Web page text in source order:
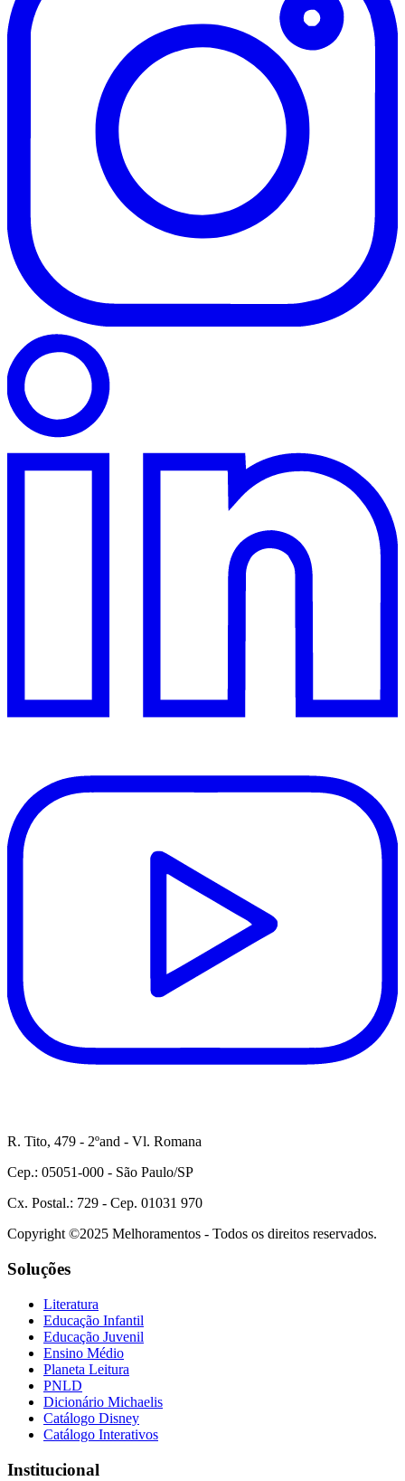
R. Tito, 479 - 2ºand - Vl. Romana
Cep.: 05051-000 - São Paulo/SP
Cx. Postal.: 729 - Cep. 01031 970
Copyright ©2025 Melhoramentos - Todos os direitos reservados.
Soluções
Literatura
Educação Infantil
Educação Juvenil
Ensino Médio
Planeta Leitura
PNLD
Dicionário Michaelis
Catálogo Disney
Catálogo Interativos
Institucional